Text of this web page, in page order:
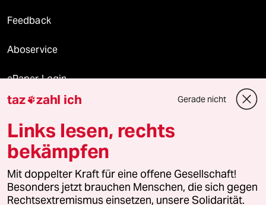
Feedback
Aboservice
ePaper Login
Downloads für Abonnierende
© 2026 taz Verlags und Vertriebs GmbH
Alle Rechte vorbehalten. Bei rechtlichen Fragen oder für Genehmigungen
wenden Sie sich bitte an
lizenzen@taz.de
taz zahl ich Gerade nicht
Links lesen, rechts
bekämpfen
Mit doppelter Kraft für eine offene Gesellschaft!
Besonders jetzt brauchen Menschen, die sich gegen
Rechtsextremismus einsetzen, unsere Solidarität.